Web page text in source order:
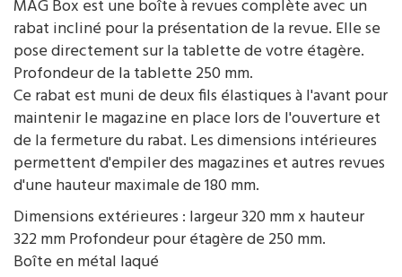
MAG Box est une boîte à revues complète avec un
rabat incliné pour la présentation de la revue. Elle se
pose directement sur la tablette de votre étagère.
Profondeur de la tablette 250 mm.
Ce rabat est muni de deux fils élastiques à l'avant pour
maintenir le magazine en place lors de l'ouverture et
de la fermeture du rabat. Les dimensions intérieures
permettent d'empiler des magazines et autres revues
d'une hauteur maximale de 180 mm.
Dimensions extérieures : largeur 320 mm x hauteur
322 mm Profondeur pour étagère de 250 mm.
Boîte en métal laqué